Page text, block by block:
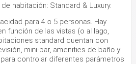
habitación: Standard & Luxury.
para 4 o 5 personas. Hay
función de las vistas (o al lago,
standard cuentan con
mini-bar, amenities de baño y
controlar diferentes parámetros